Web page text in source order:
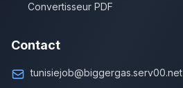
Convertisseur PDF
Contact
tunisiejob@biggergas.serv00.net